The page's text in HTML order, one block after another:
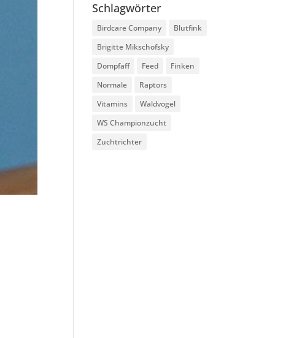
Schlagwörter
Birdcare Company
Blutfink
Brigitte Mikschofsky
Dompfaff
Feed
Finken
Normale
Raptors
Vitamins
Waldvogel
WS Championzucht
Zuchtrichter